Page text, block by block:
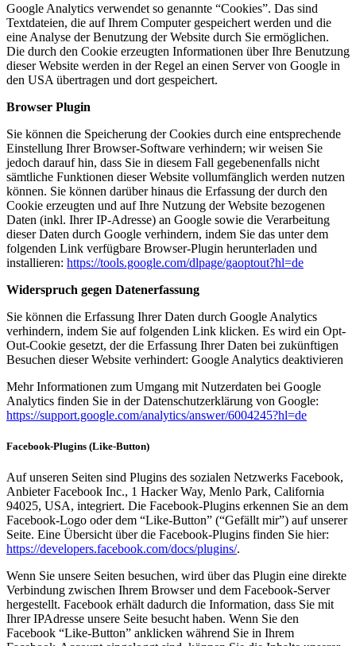
Google Analytics verwendet so genannte “Cookies”. Das sind
Textdateien, die auf Ihrem Computer gespeichert werden und die
eine Analyse der Benutzung der Website durch Sie ermöglichen.
Die durch den Cookie erzeugten Informationen über Ihre Benutzung
dieser Website werden in der Regel an einen Server von Google in
den USA übertragen und dort gespeichert.
Browser Plugin
Sie können die Speicherung der Cookies durch eine entsprechende
Einstellung Ihrer Browser-Software verhindern; wir weisen Sie
jedoch darauf hin, dass Sie in diesem Fall gegebenenfalls nicht
sämtliche Funktionen dieser Website vollumfänglich werden nutzen
können. Sie können darüber hinaus die Erfassung der durch den
Cookie erzeugten und auf Ihre Nutzung der Website bezogenen
Daten (inkl. Ihrer IP-Adresse) an Google sowie die Verarbeitung
dieser Daten durch Google verhindern, indem Sie das unter dem
folgenden Link verfügbare Browser-Plugin herunterladen und
installieren: https://tools.google.com/dlpage/gaoptout?hl=de
Widerspruch gegen Datenerfassung
Sie können die Erfassung Ihrer Daten durch Google Analytics
verhindern, indem Sie auf folgenden Link klicken. Es wird ein Opt-
Out-Cookie gesetzt, der die Erfassung Ihrer Daten bei zukünftigen
Besuchen dieser Website verhindert: Google Analytics deaktivieren
Mehr Informationen zum Umgang mit Nutzerdaten bei Google
Analytics finden Sie in der Datenschutzerklärung von Google:
https://support.google.com/analytics/answer/6004245?hl=de
Facebook-Plugins (Like-Button)
Auf unseren Seiten sind Plugins des sozialen Netzwerks Facebook,
Anbieter Facebook Inc., 1 Hacker Way, Menlo Park, California
94025, USA, integriert. Die Facebook-Plugins erkennen Sie an dem
Facebook-Logo oder dem “Like-Button” (“Gefällt mir”) auf unserer
Seite. Eine Übersicht über die Facebook-Plugins finden Sie hier:
https://developers.facebook.com/docs/plugins/.
Wenn Sie unsere Seiten besuchen, wird über das Plugin eine direkte
Verbindung zwischen Ihrem Browser und dem Facebook-Server
hergestellt. Facebook erhält dadurch die Information, dass Sie mit
Ihrer IPAdresse unsere Seite besucht haben. Wenn Sie den
Facebook “Like-Button” anklicken während Sie in Ihrem